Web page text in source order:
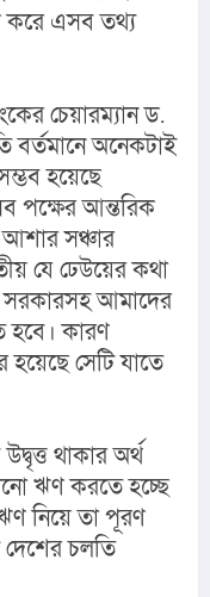
করে এসব তথ্য
চেয়ারম্যান ড.
বর্তমানে অনেকটাই
হয়েছে
পক্ষের আন্তরিক
আশার সঞ্চার
যে ঢেউয়ের কথা
সরকারসহ আমাদের
হবে। কারণ
হয়েছে সেটি যাতে
থাকার অর্থ
ঋণ করতে হচ্ছে
নিয়ে তা পূরণ
চলতি